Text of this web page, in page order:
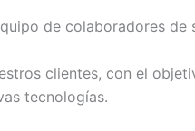
de colaboradores de
clientes, con el
tecnologías.